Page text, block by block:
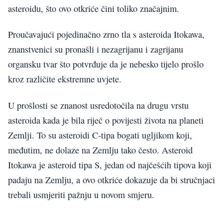
asteroidu, što ovo otkriće čini toliko značajnim.
Proučavajući pojedinačno zrno tla s asteroida Itokawa,
znanstvenici su pronašli i nezagrijanu i zagrijanu
organsku tvar što potvrđuje da je nebesko tijelo prošlo
kroz različite ekstremne uvjete.
U prošlosti se znanost usredotočila na drugu vrstu
asteroida kada je bila riječ o povijesti života na planeti
Zemlji. To su asteroidi C-tipa bogati ugljikom koji,
međutim, ne dolaze na Zemlju tako često. Asteroid
Itokawa je asteroid tipa S, jedan od najčešćih tipova koji
padaju na Zemlju, a ovo otkriće dokazuje da bi stručnjaci
trebali usmjeriti pažnju u novom smjeru.